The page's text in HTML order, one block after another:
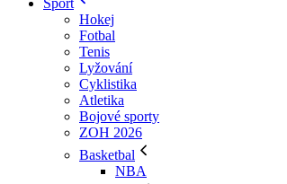
Sport
Hokej
Fotbal
Tenis
Lyžování
Cyklistika
Atletika
Bojové sporty
ZOH 2026
Basketbal
NBA